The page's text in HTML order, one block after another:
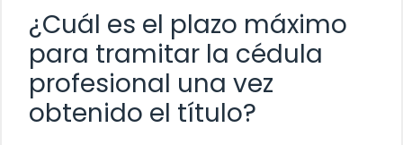
¿Cuál es el plazo máximo
para tramitar la cédula
profesional una vez
obtenido el título?